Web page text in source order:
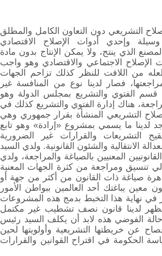
التشريعي دون التعاون الكامل والمطلق
وإحدي أدوات الإصلاح الاقتصادي
الذي ينتج، ولا يمكن الإنتاج بدون مادة
الإصلاح الاجتماعي والاقتصادي وهو واجب
من اللافت للنظر كذلك تزاحم الجهات
فصار لدينا نوع من المنافسة غير
الفتوي والتشريع بمجلس الدولة وهو
هناك إدارة الفتوي والتشريع كذلك في
التشريعي المنشأة بقرار جمهوري وهي
لدينا ما يسمي بمشروع «إرادة» وهو تابع
التشريعات والقرارات غير الضرورية
الانتقالية والشئون القانونية. ولدي السيد
المعنيين بالصياغة والمراجعة، ولدي
تنسيق ومراجعة من كثرة الجهات المعنية
صياغة ذات القانون من أكثر من جهة أو
يباغتك أحد العالمين ببواطن الأمور
في نهاية هذا التخبط بدمج هذه المشروعات
لدينا قانون نصف تشطيب غير مكتمل
حالة الفوضي هذه لابد أن يكلف السيد رئيس
عن خريطتها التشريعية وأولويتها لحين
الحكومة في اقتراح القوانين والقرارات